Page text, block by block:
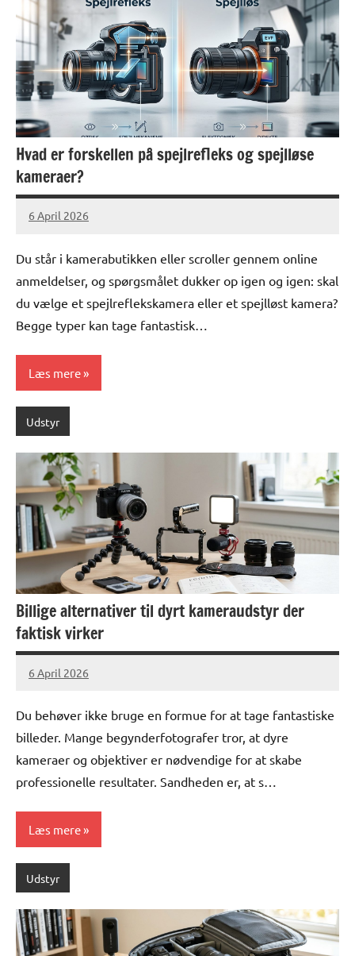
Hvad er forskellen på spejlrefleks og spejlløse
kameraer?
6 April 2026
lucas
No
Du står i kamerabutikken eller scroller gennem online
anmeldelser, og spørgsmålet dukker op igen og igen: skal
du vælge et spejlreflekskamera eller et spejlløst kamera?
Begge typer kan tage fantastisk…
Læs mere
Udstyr
Billige alternativer til dyrt kameraudstyr der
faktisk virker
6 April 2026
lucas
No
Du behøver ikke bruge en formue for at tage fantastiske
billeder. Mange begynderfotografer tror, at dyre
kameraer og objektiver er nødvendige for at skabe
professionelle resultater. Sandheden er, at s…
Læs mere
Udstyr